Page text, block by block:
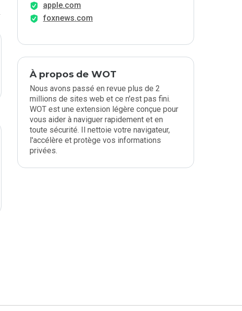
apple.com
foxnews.com
À propos de WOT
Nous avons passé en revue plus de 2
millions de sites web et ce n'est pas fini.
WOT est une extension légère conçue pour
vous aider à naviguer rapidement et en
toute sécurité. Il nettoie votre navigateur,
l'accélère et protège vos informations
privées.